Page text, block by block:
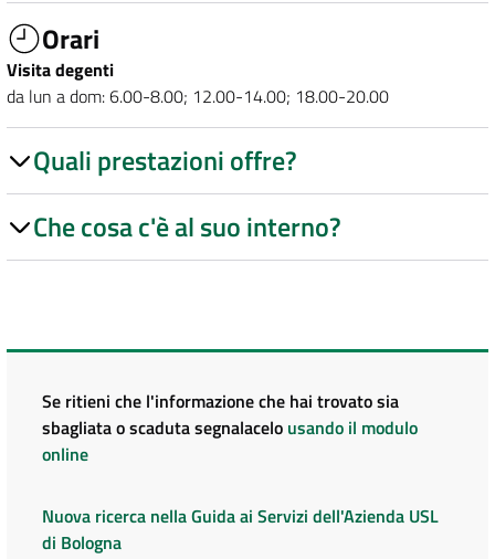
Orari
Visita degenti
da lun a dom: 6.00-8.00; 12.00-14.00; 18.00-20.00
Quali prestazioni offre?
Che cosa c'è al suo interno?
Se ritieni che l'informazione che hai trovato sia
sbagliata o scaduta segnalacelo usando il modulo
online
Nuova ricerca nella Guida ai Servizi dell'Azienda USL
di Bologna